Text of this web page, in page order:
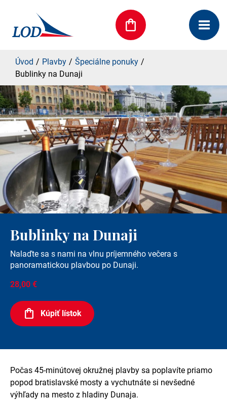
Úvod Plavby
Špeciálne ponuky
Bublinky na Dunaji
Bublinky na Dunaji
Nalaďte sa s nami na vlnu príjemného večera s
panoramatickou plavbou po Dunaji.
28,00 €
Kúpiť lístok
Počas 45-minútovej okružnej plavby sa poplavíte priamo
popod bratislavské mosty a vychutnáte si nevšedné
výhľady na mesto z hladiny Dunaja.